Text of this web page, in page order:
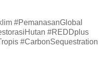
#PemanasanGlobal
#REDDplus
#CarbonSequestration